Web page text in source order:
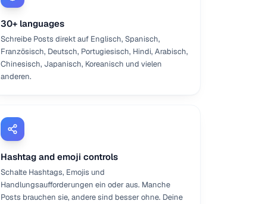
30+ languages
Schreibe Posts direkt auf Englisch, Spanisch,
Französisch, Deutsch, Portugiesisch, Hindi, Arabisch,
Chinesisch, Japanisch, Koreanisch und vielen
anderen.
Hashtag and emoji controls
Schalte Hashtags, Emojis und
Handlungsaufforderungen ein oder aus. Manche
Posts brauchen sie, andere sind besser ohne. Deine